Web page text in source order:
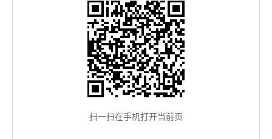
扫一扫在手机打开当前页